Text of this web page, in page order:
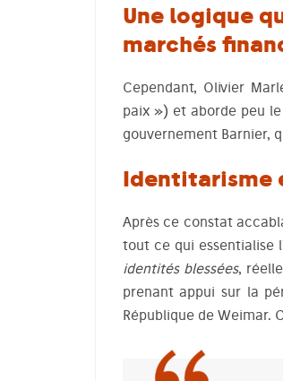
Une logique
marchés
Cependant, Olivier
paix ») et aborde peu
gouvernement Barnier,
Identitarisme
Après ce constat
tout ce qui essentialise
identités blessées,
prenant appui sur la
République de Weimar.